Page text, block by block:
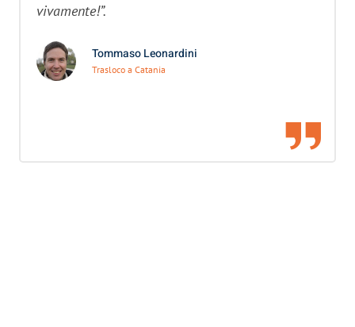
vivamente!”.
Tommaso Leonardini
Trasloco a Catania